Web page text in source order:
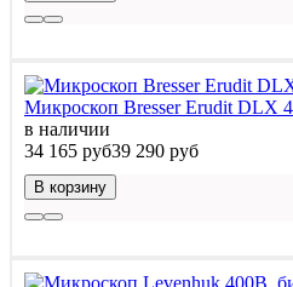
Микроскоп Bresser Erudit DLX
в наличии
34 165 руб39 290 руб
В корзину